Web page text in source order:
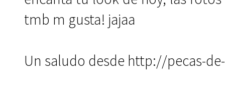
tmb m gusta! jajaa
Un saludo desde http://pecas-